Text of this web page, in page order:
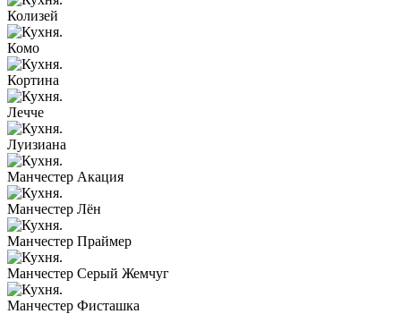
Колизей
Комо
Кортина
Лечче
Луизиана
Манчестер Акация
Манчестер Лён
Манчестер Праймер
Манчестер Серый Жемчуг
Манчестер Фисташка